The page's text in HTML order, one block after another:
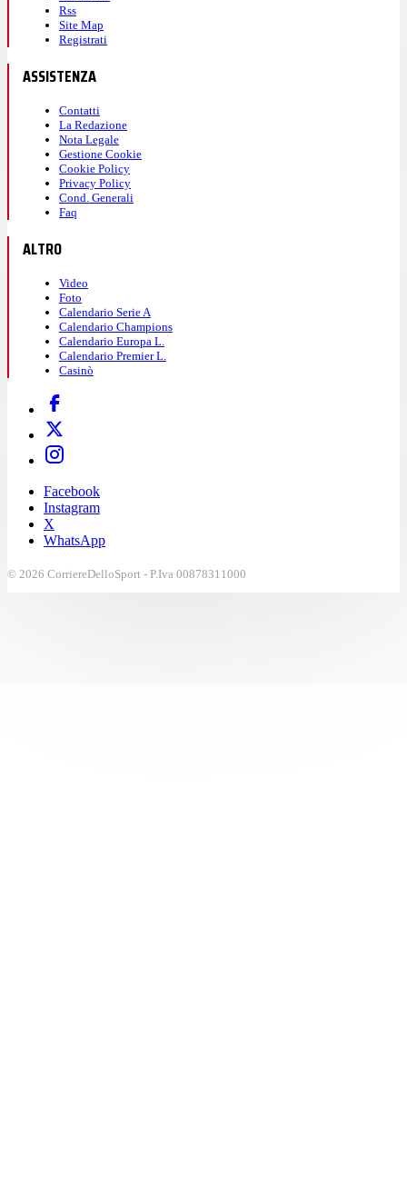
Rss
Site Map
Registrati
ASSISTENZA
Contatti
La Redazione
Nota Legale
Gestione Cookie
Cookie Policy
Privacy Policy
Cond. Generali
Faq
ALTRO
Video
Foto
Calendario Serie A
Calendario Champions
Calendario Europa L.
Calendario Premier L.
Casinò
Facebook
Instagram
X
WhatsApp
© 2026 CorriereDelloSport - P.Iva 00878311000